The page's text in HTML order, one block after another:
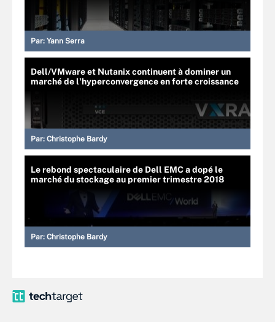
Par: Yann Serra
Dell/VMware et Nutanix continuent à dominer un
marché de l'hyperconvergence en forte croissance
Par: Christophe Bardy
Le rebond spectaculaire de Dell EMC a dopé le
marché du stockage au premier trimestre 2018
Par: Christophe Bardy